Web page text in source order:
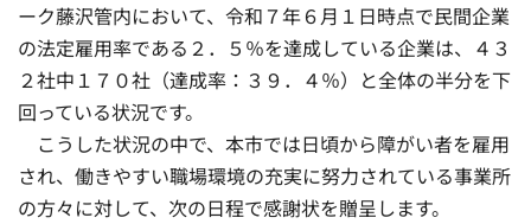
ーク藤沢管内において、令和７年６月１日時点で民間企業
の法定雇用率である２．５％を達成している企業は、４３
２社中１７０社（達成率：３９．４％）と全体の半分を下
回っている状況です。
こうした状況の中で、本市では日頃から障がい者を雇用
され、働きやすい職場環境の充実に努力されている事業所
の方々に対して、次の日程で感謝状を贈呈します。